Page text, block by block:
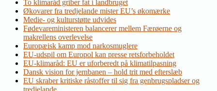
To klimaråd griber fat i landbruget
Økovarer fra tredjelande mister EU’s økomærke
Medie- og kulturstøtte udvides
Fødevareministeren balancerer mellem Færøerne og
makrellens overlevelse
Europæisk kamp mod narkosmuglere
EU-udspil om Europol kan presse retsforbeholdet
EU-klimaråd: EU er uforberedt på klimatilpasning
Dansk vision for jernbanen – hold trit med efterslæb
EU skraber kritiske råstoffer til sig fra genbrugspladser og
tredjelande